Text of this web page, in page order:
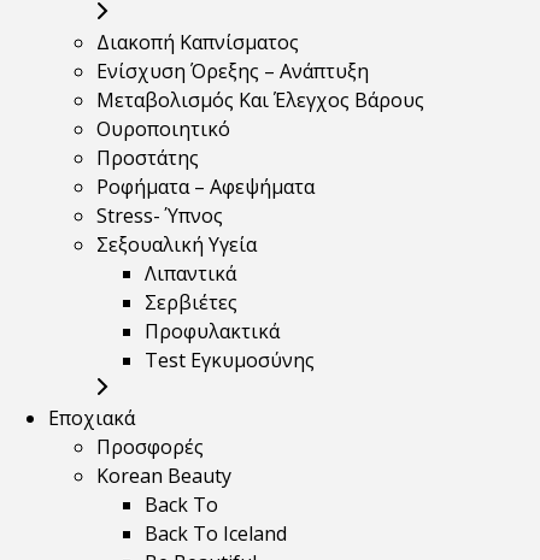
Διακοπή Καπνίσματος
Ενίσχυση Όρεξης – Ανάπτυξη
Μεταβολισμός Και Έλεγχος Βάρους
Ουροποιητικό
Προστάτης
Ροφήματα – Αφεψήματα
Stress- Ύπνος
Σεξουαλική Υγεία
Λιπαντικά
Σερβιέτες
Προφυλακτικά
Test Εγκυμοσύνης
Εποχιακά
Προσφορές
Korean Beauty
Back To
Back To Iceland